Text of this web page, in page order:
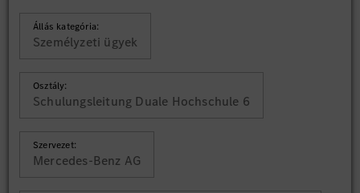
Állás kategória:
Személyzeti ügyek
Osztály:
Schulungsleitung Duale Hochschule 6
Szervezet:
Mercedes-Benz AG